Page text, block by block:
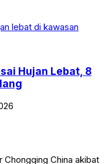
Hujan Lebat, 8
China akibat